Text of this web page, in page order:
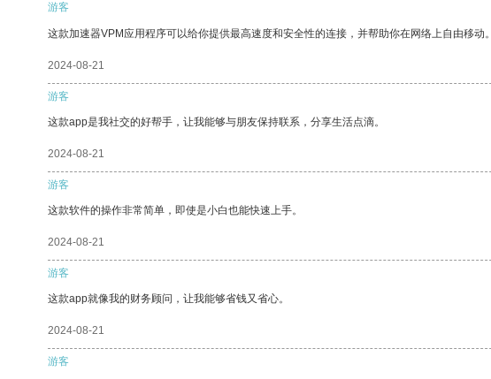
游客
这款加速器VPM应用程序可以给你提供最高速度和安全性的连接，并帮助你在网络上自由移动。
2024-08-21
游客
这款app是我社交的好帮手，让我能够与朋友保持联系，分享生活点滴。
2024-08-21
游客
这款软件的操作非常简单，即使是小白也能快速上手。
2024-08-21
游客
这款app就像我的财务顾问，让我能够省钱又省心。
2024-08-21
游客